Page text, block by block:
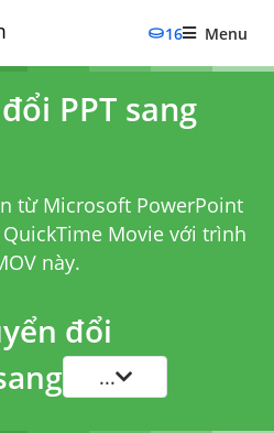
16 Menu
PPT sang
từ Microsoft PowerPoint
Movie với trình
này.
đổi
...